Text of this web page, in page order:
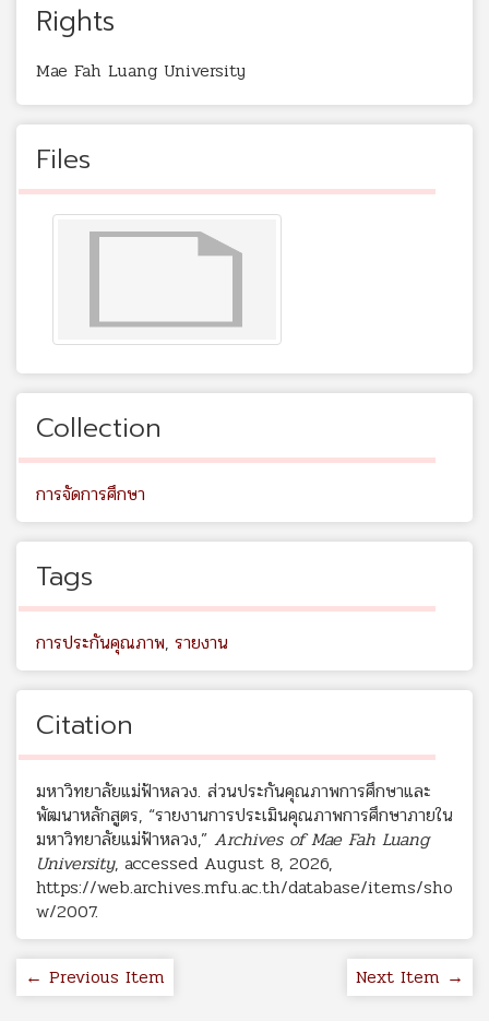
Rights
Mae Fah Luang University
Files
Collection
การจัดการศึกษา
Tags
การประกันคุณภาพ, รายงาน
Citation
มหาวิทยาลัยแม่ฟ้าหลวง. ส่วนประกันคุณภาพการศึกษาและ
พัฒนาหลักสูตร, “รายงานการประเมินคุณภาพการศึกษาภายใน
มหาวิทยาลัยแม่ฟ้าหลวง,” Archives of Mae Fah Luang
University, accessed August 8, 2026,
https://web.archives.mfu.ac.th/database/items/sho
w/2007.
← Previous Item Next Item →